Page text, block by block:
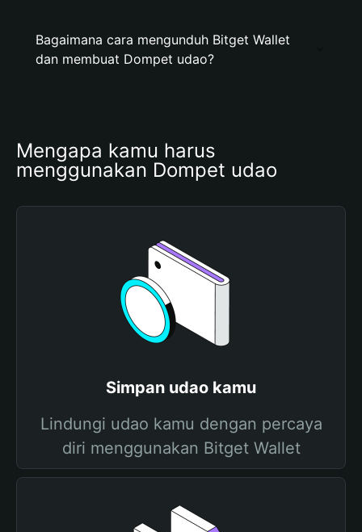
Bagaimana cara mengunduh Bitget Wallet
dan membuat Dompet udao?
Mengapa kamu harus
menggunakan Dompet udao
Simpan udao kamu
Lindungi udao kamu dengan percaya
diri menggunakan Bitget Wallet